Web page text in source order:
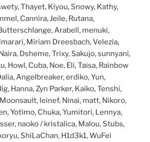
Thayet, Kiyou, Snowy, Kathy,
Cannira, Jeile, Rutana,
Arabell, menuki,
Miriam Dreesbach, Velezia,
Dsheme, Trixy, Sakujo, sunnyani,
Howl, Cuba, Noe, Eli, Taisa, Rainbow
Angelbreaker, erdiko, Yun,
Hanna, Zyn Parker, Kaiko, Tenshi,
leinef, Ninai, matt, Nikoro,
Yotimo, Chuka, Yumitori, Lennya,
naoko / kristalica, Malou, Stubs,
ShiLaChan, H1d3k1, WuFei